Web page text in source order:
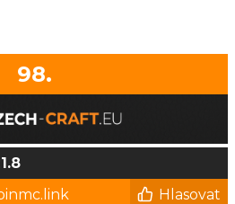
98.
Hlasovat